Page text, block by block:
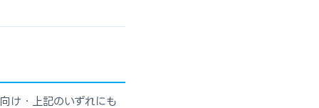
け・上記のいずれにも